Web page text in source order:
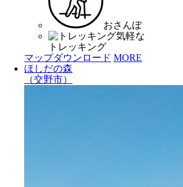
おさんぽ
気軽な
トレッキング
マップダウンロード MORE
ほしだの森
（交野市）